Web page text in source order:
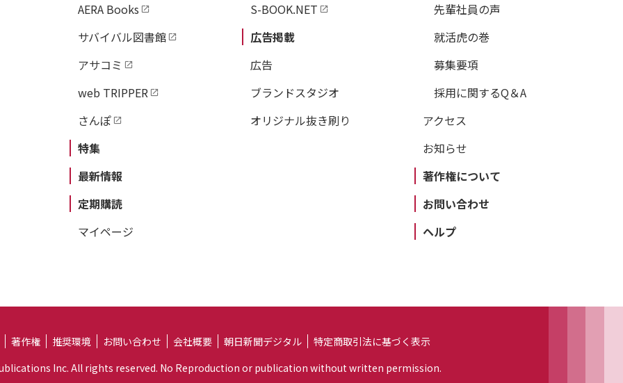
AERA Books
サバイバル図書館
アサコミ
web TRIPPER
さんぽ
特集
最新情報
定期購読
マイページ
S-BOOK.NET
広告掲載
広告
ブランドスタジオ
オリジナル抜き刷り
先輩社員の声
就活虎の巻
募集要項
採用に関するQ＆A
アクセス
お知らせ
著作権について
お問い合わせ
ヘルプ
著作権 推奨環境 お問い合わせ 会社概要 朝日新聞デジタル
特定商取引法に基づく表示
Inc. All rights reserved. No Reproduction or publication without written permission.